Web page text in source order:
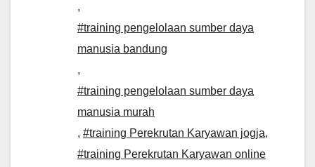
,
#training pengelolaan sumber daya
manusia bandung
,
#training pengelolaan sumber daya
manusia murah
, #training Perekrutan Karyawan jogja,
#training Perekrutan Karyawan online